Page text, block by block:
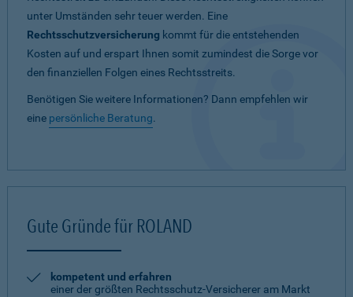
unter Umständen sehr teuer werden. Eine
Rechtsschutzversicherung kommt für die entstehenden
Kosten auf und erspart Ihnen somit zumindest die Sorge vor
den finanziellen Folgen eines Rechtsstreits.
Benötigen Sie weitere Informationen? Dann empfehlen wir
eine persönliche Beratung.
Gute Gründe für ROLAND
kompetent und erfahren
einer der größten Rechtsschutz-Versicherer am Markt